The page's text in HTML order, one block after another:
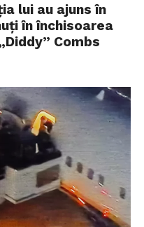
lui au ajuns în
în închisoarea
Combs